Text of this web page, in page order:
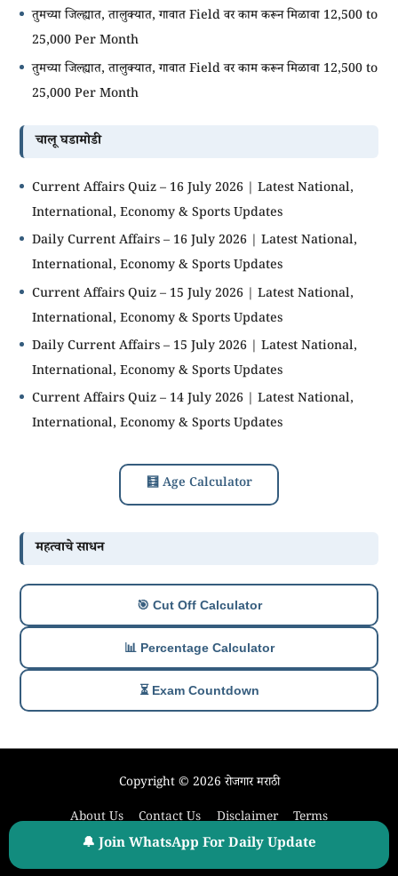
🔔 Join WhatsApp For Daily Update
तुमच्या जिल्ह्यात, तालुक्यात, गावात Field वर काम करून मिळावा 12,500 to
25,000 Per Month
तुमच्या जिल्ह्यात, तालुक्यात, गावात Field वर काम करून मिळावा 12,500 to
25,000 Per Month
चालू घडामोडी
Current Affairs Quiz – 16 July 2026 | Latest National,
International, Economy & Sports Updates
Daily Current Affairs – 16 July 2026 | Latest National,
International, Economy & Sports Updates
Current Affairs Quiz – 15 July 2026 | Latest National,
International, Economy & Sports Updates
Daily Current Affairs – 15 July 2026 | Latest National,
International, Economy & Sports Updates
Current Affairs Quiz – 14 July 2026 | Latest National,
International, Economy & Sports Updates
🧮 Age Calculator
महत्वाचे साधन
🎯 Cut Off Calculator
📊 Percentage Calculator
⏳ Exam Countdown
Copyright © 2026रोजगार मराठी
About Us
Contact Us Disclaimer
Terms
Our Privacy Policy
Sitemap